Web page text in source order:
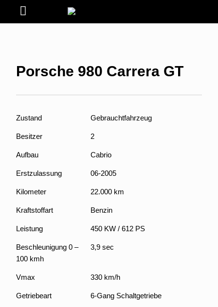
Porsche 980 Carrera GT
Zustand Gebrauchtfahrzeug
Besitzer 2
Aufbau Cabrio
Erstzulassung 06-2005
Kilometer 22.000 km
Kraftstoffart Benzin
Leistung 450 KW / 612 PS
Beschleunigung 0 –
100 kmh
3,9 sec
Vmax 330 km/h
Getriebeart 6-Gang Schaltgetriebe